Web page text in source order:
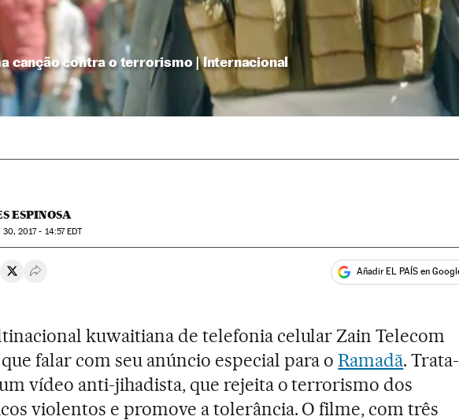
canção contra o terrorismo | Internacional
ESPINOSA
30, 2017 - 14:57EDT
en Whatsapp
en Facebook
Compartir en Twitter
Desplegar Redes Sociales Añadir EL PAÍS en
kuwaitiana de telefonia celular Zain Telecom
falar com seu anúncio especial para oRamadã. Trata-
vídeo anti-jihadista, que rejeita o terrorismo dos
violentos e promove a tolerância. O filme, com três